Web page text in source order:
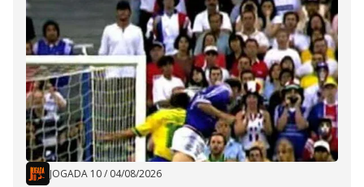
JOGADA 10/ 04/08/2026